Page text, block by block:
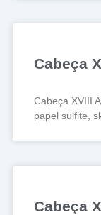
Cabeça
Cabeça XVIII
papel sulfite,
Cabeça